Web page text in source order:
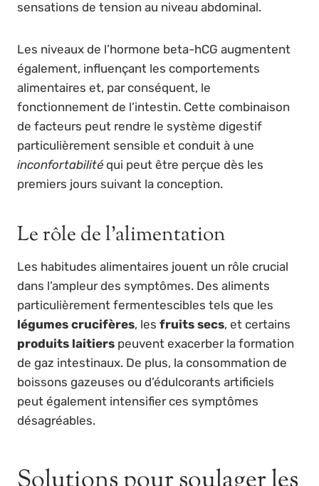
sensations de tension au niveau abdominal.
Les niveaux de l’hormone beta-hCG augmentent
également, influençant les comportements
alimentaires et, par conséquent, le
fonctionnement de l’intestin. Cette combinaison
de facteurs peut rendre le système digestif
particulièrement sensible et conduit à une
inconfortabilité qui peut être perçue dès les
premiers jours suivant la conception.
Le rôle de l’alimentation
Les habitudes alimentaires jouent un rôle crucial
dans l’ampleur des symptômes. Des aliments
particulièrement fermentescibles tels que les
légumes crucifères, les fruits secs, et certains
produits laitiers peuvent exacerber la formation
de gaz intestinaux. De plus, la consommation de
boissons gazeuses ou d’édulcorants artificiels
peut également intensifier ces symptômes
désagréables.